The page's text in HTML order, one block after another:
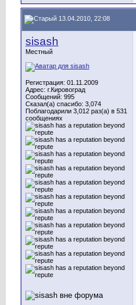
13.04.2010, 22:08
sisash
Местный
Регистрация: 01.11.2009
Адрес: г.Кировоград
Сообщений: 995
Сказал(а) спасибо: 3,074
Поблагодарили 3,012 раз(а) в 531
сообщениях